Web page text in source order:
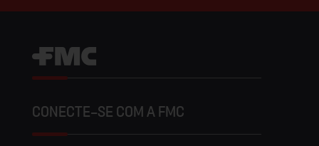
CONECTE-SE COM A FMC